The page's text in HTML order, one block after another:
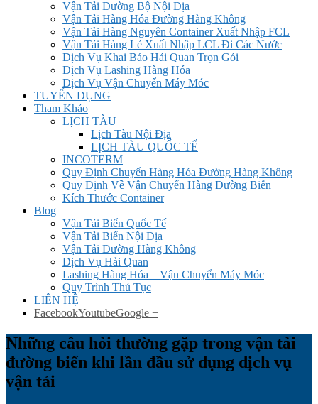
Vận Tải Đường Bộ Nội Địa
Vận Tải Hàng Hóa Đường Hàng Không
Vận Tải Hàng Nguyên Container Xuất Nhập FCL
Vận Tải Hàng Lẻ Xuất Nhập LCL Đi Các Nước
Dịch Vụ Khai Báo Hải Quan Trọn Gói
Dịch Vụ Lashing Hàng Hóa
Dịch Vụ Vận Chuyển Máy Móc
TUYỂN DỤNG
Tham Khảo
LỊCH TÀU
Lịch Tàu Nội Địa
LỊCH TÀU QUỐC TẾ
INCOTERM
Quy Định Chuyển Hàng Hóa Đường Hàng Không
Quy Định Về Vận Chuyển Hàng Đường Biển
Kích Thước Container
Blog
Vận Tải Biển Quốc Tế
Vận Tải Biển Nội Địa
Vận Tải Đường Hàng Không
Dịch Vụ Hải Quan
Lashing Hàng Hóa _ Vận Chuyển Máy Móc
Quy Trình Thủ Tục
LIÊN HỆ
FacebookYoutubeGoogle +
Những câu hỏi thường gặp trong vận tải
đường biển khi lần đầu sử dụng dịch vụ
vận tải